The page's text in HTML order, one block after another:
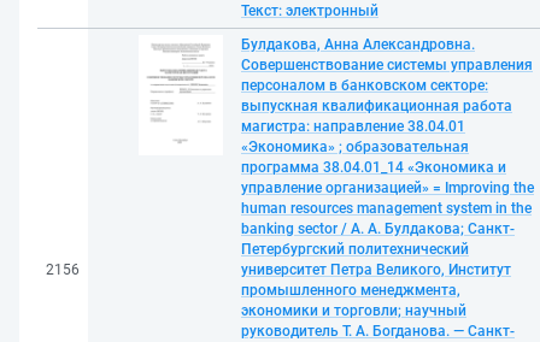
Текст: электронный
2156
Булдакова, Анна Александровна.
Совершенствование системы управления
персоналом в банковском секторе:
выпускная квалификационная работа
магистра: направление 38.04.01
«Экономика» ; образовательная
программа 38.04.01_14 «Экономика и
управление организацией» = Improving the
human resources management system in the
banking sector / А. А. Булдакова; Санкт-
Петербургский политехнический
университет Петра Великого, Институт
промышленного менеджмента,
экономики и торговли; научный
руководитель Т. А. Богданова. — Санкт-